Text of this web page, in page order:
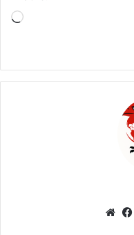
Loading…